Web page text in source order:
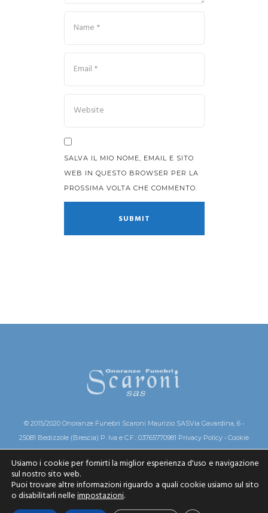
SALVA IL MIO NOME, EMAIL E SITO
WEB IN QUESTO BROWSER PER LA
PROSSIMA VOLTA CHE COMMENTO.
© 2015/2020 Onoranze Funebri Scaroni Maurizio SASVia Gavardina, 6 •
25081 Bedizzole (Brescia) P. Iva e C.F.: 03765770981 Privacy Policy • Cookie
Policy SEGUITECI SU
Usiamo i cookie per fornirti la miglior esperienza d'uso e navigazione
sul nostro sito web.
Puoi trovare altre informazioni riguardo a quali cookie usiamo sul sito
o disabilitarli nelleimpostazioni.